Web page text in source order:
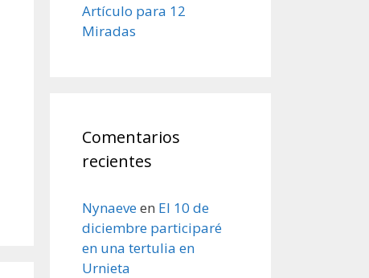
Artículo para 12
Miradas
Comentarios
recientes
Nynaeveen El 10 de
diciembre participaré
en una tertulia en
Urnieta